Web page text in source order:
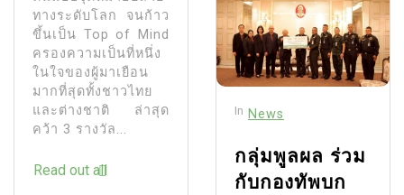
ทางระดับโลก จนก้าว
ขึ้นเป็น Top of Mind
ครองความเป็นที่หนึ่ง
ในใจของผู้มาเยือน
มากที่สุดทั้งชาวไทย
และต่างชาติ ล่าสุด
คว้า 3 รางวัล...
Read out all
In News
กลุ่มพูลผล ร่วม
กับกองทัพบก